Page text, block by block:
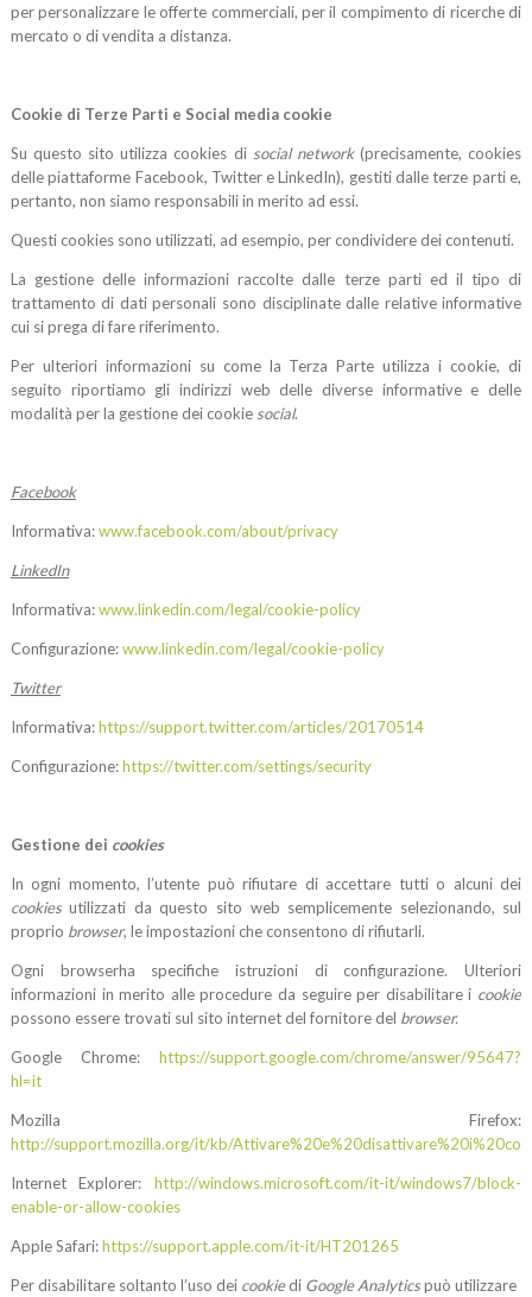
per personalizzare le offerte commerciali, per il compimento di ricerche di
mercato o di vendita a distanza.
Cookie di Terze Parti e Social media cookie
Su questo sito utilizza cookies di social network(precisamente, cookies
delle piattaforme Facebook, Twitter e LinkedIn), gestiti dalle terze parti e,
pertanto, non siamo responsabili in merito ad essi.
Questi cookies sono utilizzati, ad esempio, per condividere dei contenuti.
La gestione delle informazioni raccolte dalle terze parti ed il tipo di
trattamento di dati personali sono disciplinate dalle relative informative
cui si prega di fare riferimento.
Per ulteriori informazioni su come la Terza Parte utilizza i cookie, di
seguito riportiamo gli indirizzi web delle diverse informative e delle
modalità per la gestione dei cookie social.
Facebook
Informativa:www.facebook.com/about/privacy
LinkedIn
Informativa:www.linkedin.com/legal/cookie-policy
Configurazione:www.linkedin.com/legal/cookie-policy
Twitter
Informativa:https://support.twitter.com/articles/20170514
Configurazione:https://twitter.com/settings/security
Gestione dei cookies
In ogni momento, l’utente può rifiutare di accettare tutti o alcuni dei
cookiesutilizzati da questo sito web semplicemente selezionando, sul
proprio browser, le impostazioni che consentono di rifiutarli.
Ogni browserha specifiche istruzioni di configurazione. Ulteriori
informazioni in merito alle procedure da seguire per disabilitare i cookie
possono essere trovati sul sito internet del fornitore del browser.
Google Chrome:https://support.google.com/chrome/answer/95647?
hl=it
Mozilla Firefox:
http://support.mozilla.org/it/kb/
Internet Explorer:http://windows.microsoft.com/it-it/windows7/block-
enable-or-allow-cookies
Apple Safari:https://support.apple.com/it-it/HT201265
Per disabilitare soltanto l’uso dei cookiedi Google Analyticspuò utilizzare